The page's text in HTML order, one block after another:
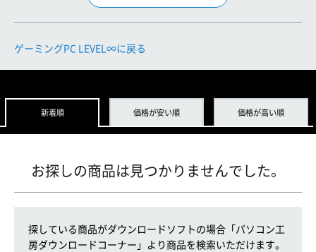
ゲーミングPC LEVEL∞に戻る
新着順 価格が安い順 価格が高い順
お探しの商品は見つかりませんでした。
探している商品がダウンロードソフトの場合「パソコン工
房ダウンロードコーナー」より商品を検索いただけます。